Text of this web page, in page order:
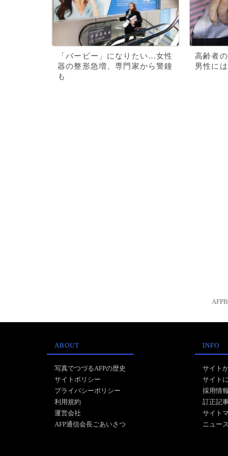
「バービー」になりたい…女性
器の整形急増、専門家から警鐘
も
高齢者
男性に
ABOUT
写真でつづるAFPの歴史
サイトポリシー
プライバシーポリシー
利用規約
運営会社
AFP通信会長ごあいさつ
INFO
サイト
サイト
採用情
訂正記
サイト
ニュー